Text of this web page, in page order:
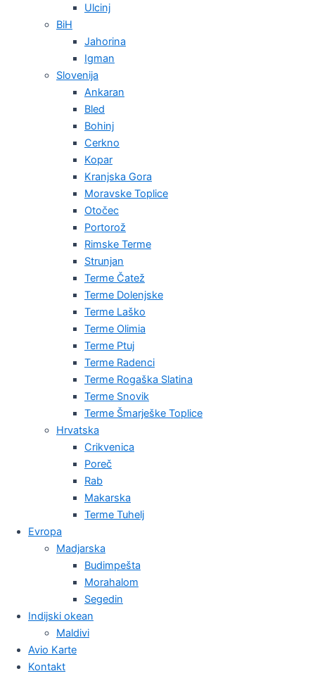
Ulcinj
BiH
Jahorina
Igman
Slovenija
Ankaran
Bled
Bohinj
Cerkno
Kopar
Kranjska Gora
Moravske Toplice
Otočec
Portorož
Rimske Terme
Strunjan
Terme Čatež
Terme Dolenjske
Terme Laško
Terme Olimia
Terme Ptuj
Terme Radenci
Terme Rogaška Slatina
Terme Snovik
Terme Šmarješke Toplice
Hrvatska
Crikvenica
Poreč
Rab
Makarska
Terme Tuhelj
Evropa
Madjarska
Budimpešta
Morahalom
Segedin
Indijski okean
Maldivi
Avio Karte
Kontakt